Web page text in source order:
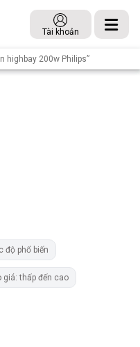
Tài khoản
highbay 200w Philips”
độ phổ biến
giá: thấp đến cao